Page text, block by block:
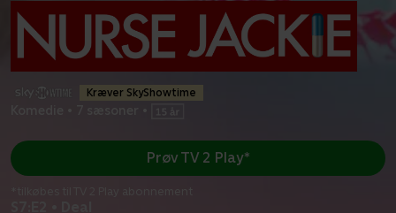
Kræver SkyShowtime
Prøv TV 2 Play*